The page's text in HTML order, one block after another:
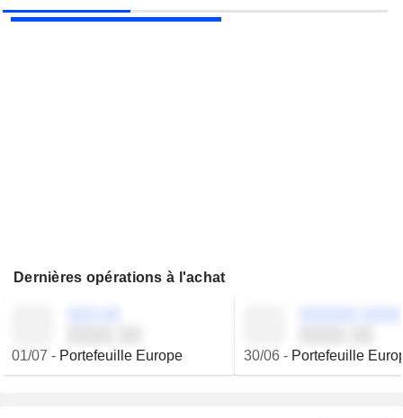
Dernières opérations à l'achat
01/07 - Portefeuille Europe 30/06- Portefeuille